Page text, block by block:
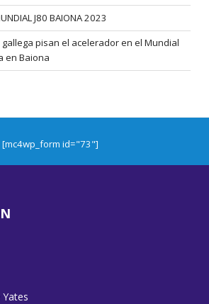
J80 BAIONA 2023
pisan el acelerador en el Mundial
en Baiona
[mc4wp_form id="73"]